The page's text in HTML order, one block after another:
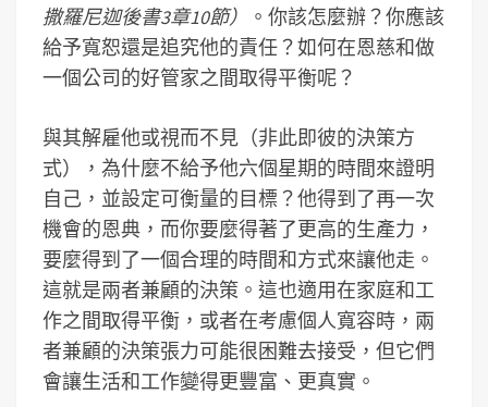
撒羅尼迦後書3章10節）
。你該怎麼辦？你應該
給予寬恕還是追究他的責任？如何在恩慈和做
一個公司的好管家之間取得平衡呢？
與其解雇他或視而不見（非此即彼的決策方
式），為什麼不給予他六個星期的時間來證明
自己，並設定可衡量的目標？他得到了再一次
機會的恩典，而你要麼得著了更高的生產力，
要麼得到了一個合理的時間和方式來讓他走。
這就是兩者兼顧的決策。這也適用在家庭和工
作之間取得平衡，或者在考慮個人寬容時，兩
者兼顧的決策張力可能很困難去接受，但它們
會讓生活和工作變得更豐富、更真實。